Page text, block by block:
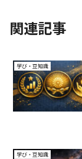
関連記事
学び・豆知識
学び・豆知識